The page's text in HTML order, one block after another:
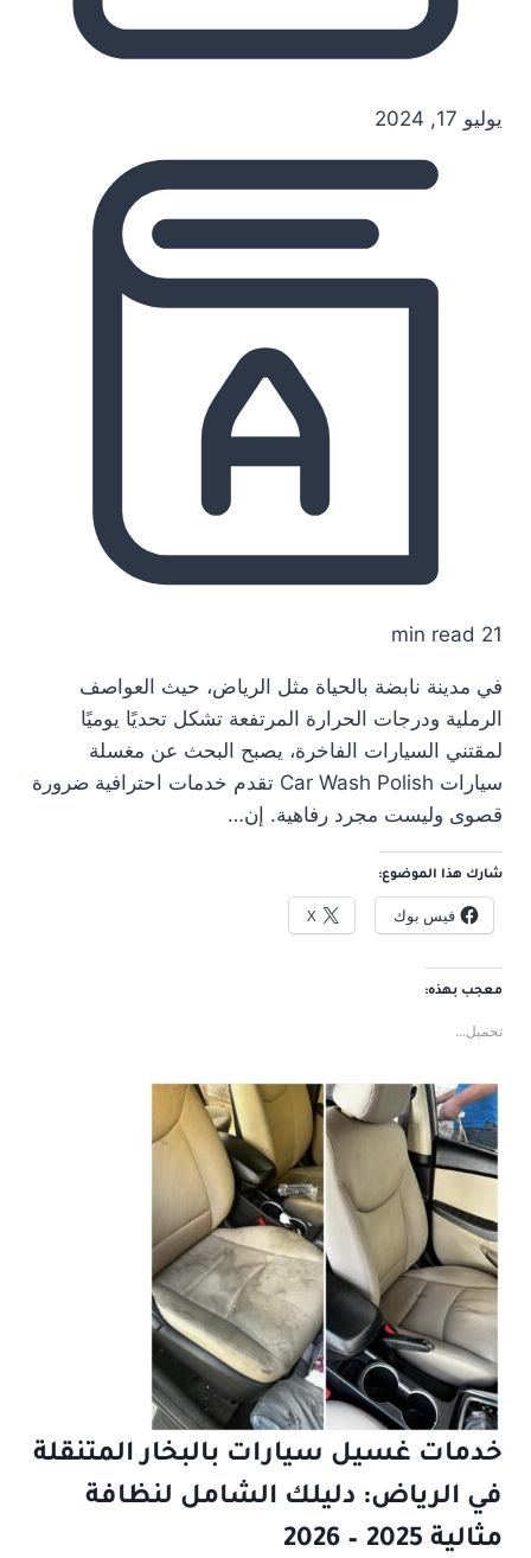
يوليو 17, 2024
21 min read
في مدينة نابضة بالحياة مثل الرياض، حيث العواصف
الرملية ودرجات الحرارة المرتفعة تشكل تحديًا يوميًا
لمقتني السيارات الفاخرة، يصبح البحث عن مغسلة
سيارات Car Wash Polish تقدم خدمات احترافية ضرورة
قصوى وليست مجرد رفاهية. إن…
شارك هذا الموضوع:
فيس بوك X
معجب بهذه:
تحميل...
خدمات غسيل سيارات بالبخار المتنقلة
في الرياض: دليلك الشامل لنظافة
مثالية 2025 – 2026